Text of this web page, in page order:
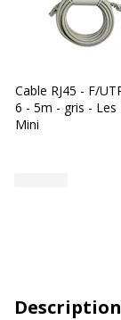
Cable RJ45 - F/
6 - 5m - gris - Les
Mini
Description